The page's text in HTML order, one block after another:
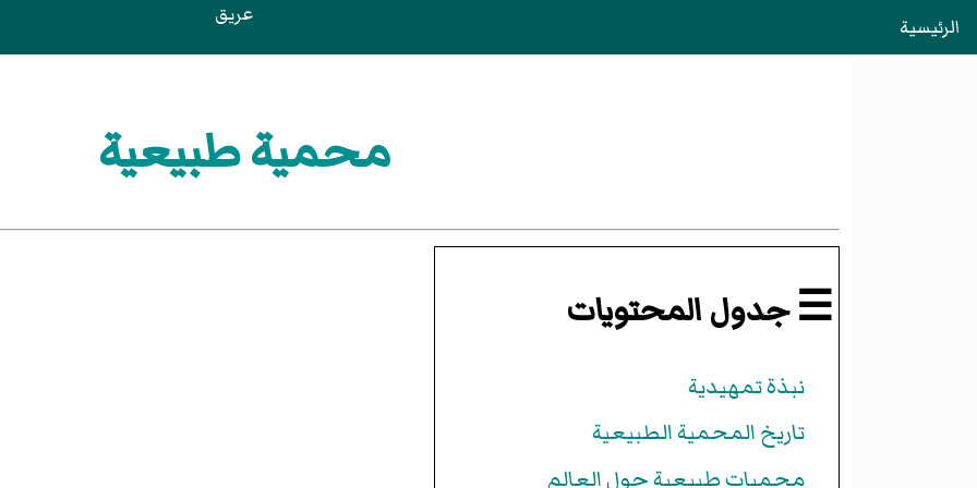
الرئيسية عريق
محمية طبيعية
☰ جدول المحتويات
نبذة تمهيدية
تاريخ المحمية الطبيعية
محميات طبيعية حول العالم